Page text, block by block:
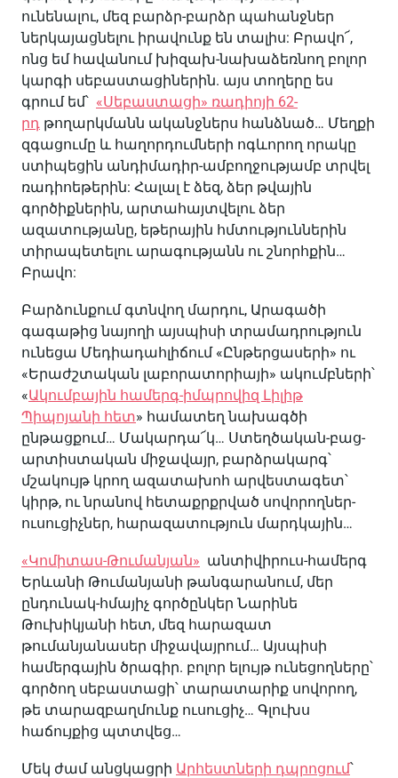
ունենալու, մեզ բարձր-բարձր պահանջներ
ներկայացնելու իրավունք են տալիս: Բրավո՜,
ոնց եմ հավանում խիզախ-նախաձեռնող բոլոր
կարգի սեբաստացիներին. այս տողերը ես
գրում եմ՝ «Սեբաստացի» ռադիոյի 62-
րդ թողարկմանն ականջներս հանձնած… Մեղքի
զգացումը և հաղորդումների ոգևորող որակը
ստիպեցին անդիմադիր-ամբողջությամբ տրվել
ռադիոեթերին: Հալալ է ձեզ, ձեր թվային
գործիքներին, արտահայտվելու ձեր
ազատությանը, եթերային հմտություններին
տիրապետելու արագությանն ու շնորհքին…
Բրավո:
Բարձունքում գտնվող մարդու, Արագածի
գագաթից նայողի այսպիսի տրամադրություն
ունեցա Մեդիադահլիճում «Ընթերցասերի» ու
«Երաժշտական լաբորատորիայի» ակումբների՝
«Ակումբային համերգ-իմպրովիզ Լիլիթ
Պիպոյանի հետ» համատեղ նախագծի
ընթացքում… Մակարդա՜կ… Ստեղծական-բաց-
արտիստական միջավայր, բարձրակարգ՝
մշակույթ կրող ազատախոհ արվեստագետ՝
կիրթ, ու նրանով հետաքրքրված սովորողներ-
ուսուցիչներ, հարազատություն մարդկային…
«Կոմիտաս-Թումանյան» անտիվիրուս-համերգ
Երևանի Թումանյանի թանգարանում, մեր
ընդունակ-հմայիչ գործընկեր Նարինե
Թուխիկյանի հետ, մեզ հարազատ
թումանյանասեր միջավայրում… Այսպիսի
համերգային ծրագիր. բոլոր ելույթ ունեցողները՝
գործող սեբաստացի՝ տարատարիք սովորող,
թե տարազբաղմունք ուսուցիչ… Գլուխս
հաճույքից պտտվեց…
Մեկ ժամ անցկացրի Արհեստների դպրոցում՝